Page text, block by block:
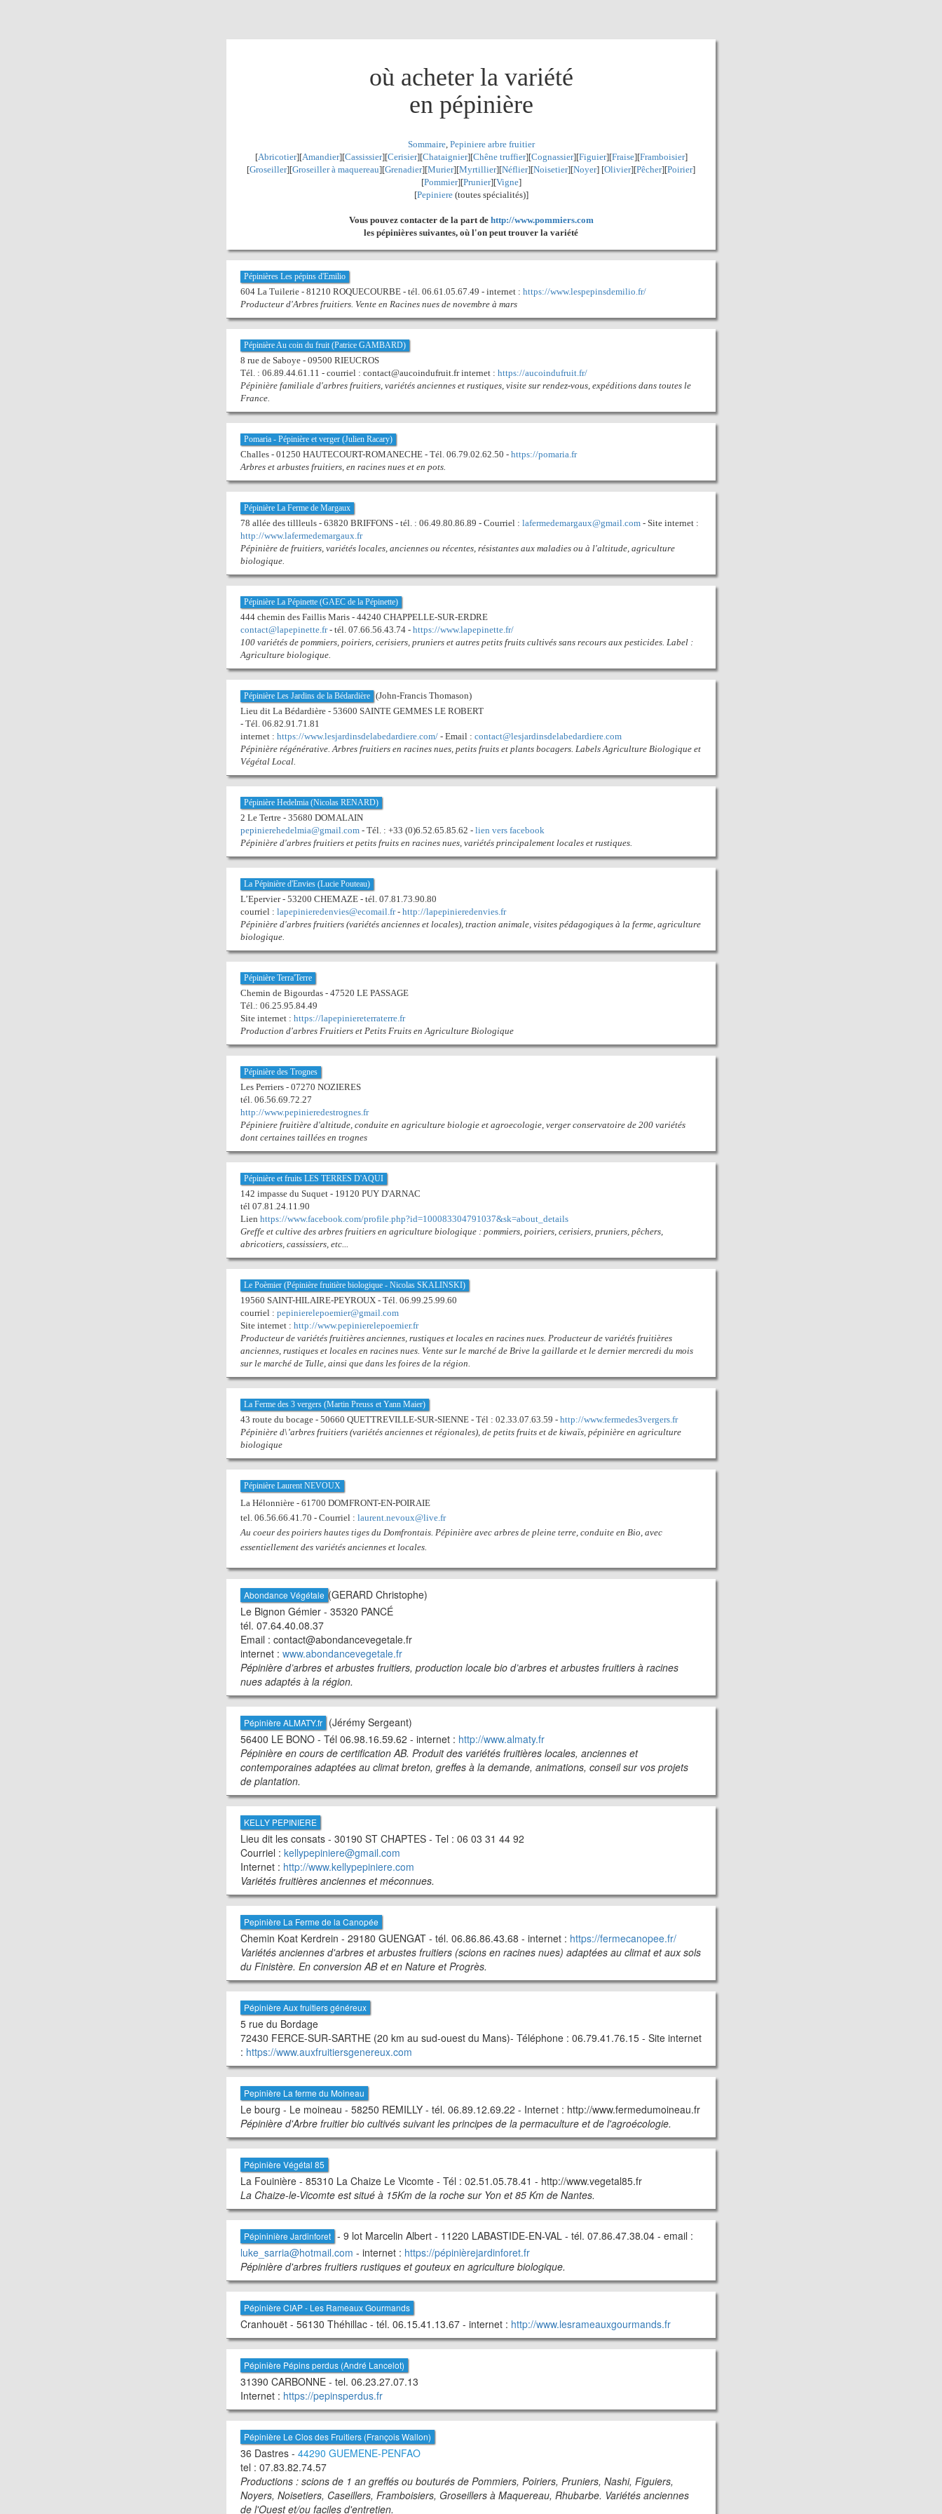
où acheter la variété
en pépinière
Sommaire, Pepiniere arbre fruitier
[Abricotier][Amandier][Cassissier][Cerisier][Chataignier][Chêne truffier][Cognassier][Figuier][Fraise][Framboisier]
[Groseiller][Groseiller à maquereau][Grenadier][Murier][Myrtillier][Néflier][Noisetier][Noyer] [Olivier][Pêcher][Poirier]
[Pommier][Prunier][Vigne]
[Pepiniere(toutes spécialités)]
Vous pouvez contacter de la part de http://www.pommiers.com
les pépinières suivantes, où l'on peut trouver la variété
Pépinières Les pépins d'Emilio
604 La Tuilerie - 81210 ROQUECOURBE - tél. 06.61.05.67.49 - internet : https://www.lespepinsdemilio.fr/
Producteur d'Arbres fruitiers. Vente en Racines nues de novembre à mars
Pépinière Au coin du fruit (Patrice GAMBARD)
8 rue de Saboye - 09500 RIEUCROS
Tél. : 06.89.44.61.11 - courriel : contact@aucoindufruit.fr internet : https://aucoindufruit.fr/
Pépinière familiale d'arbres fruitiers, variétés anciennes et rustiques, visite sur rendez-vous, expéditions dans toutes le
France.
Pomaria - Pépinière et verger (Julien Racary)
Challes - 01250 HAUTECOURT-ROMANECHE - Tél. 06.79.02.62.50 - https://pomaria.fr
Arbres et arbustes fruitiers, en racines nues et en pots.
Pépinière La Ferme de Margaux
78 allée des tillleuls - 63820 BRIFFONS - tél. : 06.49.80.86.89 - Courriel : lafermedemargaux@gmail.com - Site internet :
http://www.lafermedemargaux.fr
Pépinière de fruitiers, variétés locales, anciennes ou récentes, résistantes aux maladies ou à l'altitude, agriculture
biologique.
Pépinière La Pépinette (GAEC de la Pépinette)
444 chemin des Faillis Maris - 44240 CHAPPELLE-SUR-ERDRE
contact@lapepinette.fr- tél. 07.66.56.43.74 - https://www.lapepinette.fr/
100 variétés de pommiers, poiriers, cerisiers, pruniers et autres petits fruits cultivés sans recours aux pesticides. Label :
Agriculture biologique.
Pépinière Les Jardins de la Bédardière (John-Francis Thomason)
Lieu dit La Bédardière - 53600 SAINTE GEMMES LE ROBERT
- Tél. 06.82.91.71.81
internet : https://www.lesjardinsdelabedardiere.com/ - Email : contact@lesjardinsdelabedardiere.com
Pépinière régénérative. Arbres fruitiers en racines nues, petits fruits et plants bocagers. Labels Agriculture Biologique et
Végétal Local.
Pépinière Hedelmia (Nicolas RENARD)
2 Le Tertre - 35680 DOMALAIN
pepinierehedelmia@gmail.com - Tél. : +33 (0)6.52.65.85.62 - lien vers facebook
Pépinière d'arbres fruitiers et petits fruits en racines nues, variétés principalement locales et rustiques.
La Pépinière d'Envies (Lucie Pouteau)
L’Epervier - 53200 CHEMAZE - tél. 07.81.73.90.80
courriel : lapepinieredenvies@ecomail.fr- http://lapepinieredenvies.fr
Pépinière d'arbres fruitiers (variétés anciennes et locales), traction animale, visites pédagogiques à la ferme, agriculture
biologique.
Pépinière Terra'Terre
Chemin de Bigourdas - 47520 LE PASSAGE
Tél.: 06.25.95.84.49
Site internet : https://lapepiniereterraterre.fr
Production d'arbres Fruitiers et Petits Fruits en Agriculture Biologique
Pépinière des Trognes
Les Perriers - 07270 NOZIERES
tél. 06.56.69.72.27
http://www.pepinieredestrognes.fr
Pépiniere fruitière d'altitude, conduite en agriculture biologie et agroecologie, verger conservatoire de 200 variétés
dont certaines taillées en trognes
Pépinière et fruits LES TERRES D'AQUI
142 impasse du Suquet - 19120 PUY D'ARNAC
tél 07.81.24.11.90
Lien https://www.facebook.com/profile.php?id=100083304791037&sk=about_details
Greffe et cultive des arbres fruitiers en agriculture biologique : pommiers, poiriers, cerisiers, pruniers, pêchers,
abricotiers, cassissiers, etc...
Le Poèmier (Pépinière fruitière biologique - Nicolas SKALINSKI)
19560 SAINT-HILAIRE-PEYROUX - Tél. 06.99.25.99.60
courriel : pepinierelepoemier@gmail.com
Site internet : http://www.pepinierelepoemier.fr
Producteur de variétés fruitières anciennes, rustiques et locales en racines nues. Producteur de variétés fruitières
anciennes, rustiques et locales en racines nues. Vente sur le marché de Brive la gaillarde et le dernier mercredi du mois
sur le marché de Tulle, ainsi que dans les foires de la région.
La Ferme des 3 vergers (Martin Preuss et Yann Maier)
43 route du bocage - 50660 QUETTREVILLE-SUR-SIENNE - Tél : 02.33.07.63.59 - http://www.fermedes3vergers.fr
Pépinière d\’arbres fruitiers (variétés anciennes et régionales), de petits fruits et de kiwaïs, pépinière en agriculture
biologique
Pépinière Laurent NEVOUX
La Hélonnière - 61700 DOMFRONT-EN-POIRAIE
tel. 06.56.66.41.70 - Courriel : laurent.nevoux@live.fr
Au coeur des poiriers hautes tiges du Domfrontais. Pépinière avec arbres de pleine terre, conduite en Bio, avec
essentiellement des variétés anciennes et locales.
Abondance Végétale (GERARD Christophe)
Le Bignon Gémier - 35320 PANCÉ
tél. 07.64.40.08.37
Email : contact@abondancevegetale.fr
internet : www.abondancevegetale.fr
Pépinière d’arbres et arbustes fruitiers, production locale bio d’arbres et arbustes fruitiers à racines
nues adaptés à la région.
Pépinière ALMATY.fr (Jérémy Sergeant)
56400 LE BONO - Tél 06.98.16.59.62 - internet : http://www.almaty.fr
Pépinière en cours de certification AB. Produit des variétés fruitières locales, anciennes et
contemporaines adaptées au climat breton, greffes à la demande, animations, conseil sur vos projets
de plantation.
KELLY PEPINIERE
Lieu dit les consats - 30190 ST CHAPTES - Tel : 06 03 31 44 92
Courriel : kellypepiniere@gmail.com
Internet : http://www.kellypepiniere.com
Variétés fruitières anciennes et méconnues.
Pepinière La Ferme de la Canopée
Chemin Koat Kerdrein - 29180 GUENGAT - tél. 06.86.86.43.68 - internet : https://fermecanopee.fr/
Variétés anciennes d'arbres et arbustes fruitiers (scions en racines nues) adaptées au climat et aux sols
du Finistère. En conversion AB et en Nature et Progrès.
Pépinière Aux fruitiers généreux
5 rue du Bordage
72430 FERCE-SUR-SARTHE (20 km au sud-ouest du Mans)- Téléphone : 06.79.41.76.15 - Site internet
: https://www.auxfruitiersgenereux.com
Pepinière La ferme du Moineau
Le bourg - Le moineau - 58250 REMILLY - tél. 06.89.12.69.22 - Internet : http://www.fermedumoineau.fr
Pépinière d'Arbre fruitier bio cultivés suivant les principes de la permaculture et de l'agroécologie.
Pépinière Végétal 85
La Fouinière - 85310 La Chaize Le Vicomte - Tél : 02.51.05.78.41 - http://www.vegetal85.fr
La Chaize-le-Vicomte est situé à 15Km de la roche sur Yon et 85 Km de Nantes.
Pépininière Jardinforet - 9 lot Marcelin Albert - 11220 LABASTIDE-EN-VAL - tél. 07.86.47.38.04 - email :
luke_sarria@hotmail.com - internet : https://pépinièrejardinforet.fr
Pépinière d'arbres fruitiers rustiques et gouteux en agriculture biologique.
Pépinière CIAP - Les Rameaux Gourmands
Cranhouët - 56130 Théhillac - tél. 06.15.41.13.67 - internet : http://www.lesrameauxgourmands.fr
Pépinière Pépins perdus (André Lancelot)
31390 CARBONNE - tel. 06.23.27.07.13
Internet : https://pepinsperdus.fr
Pépinière Le Clos des Fruitiers (François Wallon)
36 Dastres - 44290 GUEMENE-PENFAO
tel : 07.83.82.74.57
Productions : scions de 1 an greffés ou bouturés de Pommiers, Poiriers, Pruniers, Nashi, Figuiers,
Noyers, Noisetiers, Caseillers, Framboisiers, Groseillers à Maquereau, Rhubarbe. Variétés anciennes
de l'Ouest et/ou faciles d'entretien.